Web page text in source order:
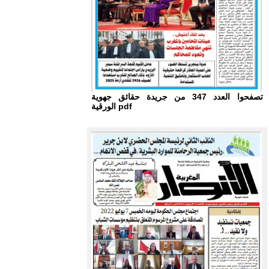
تصفحوا العدد 347 من جريدة حقائق جهوية
الورقية pdf